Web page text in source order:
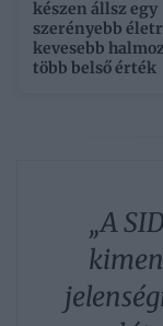
készen állsz egy
szerényebb
kevesebb
több belső érték
„A